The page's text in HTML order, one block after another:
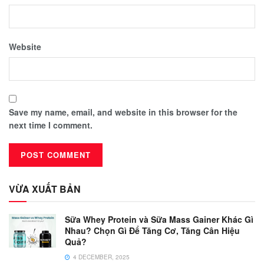
Website
Save my name, email, and website in this browser for the
next time I comment.
VỪA XUẤT BẢN
Sữa Whey Protein và Sữa Mass Gainer Khác Gì
Nhau? Chọn Gì Để Tăng Cơ, Tăng Cân Hiệu
Quả?
4 DECEMBER, 2025